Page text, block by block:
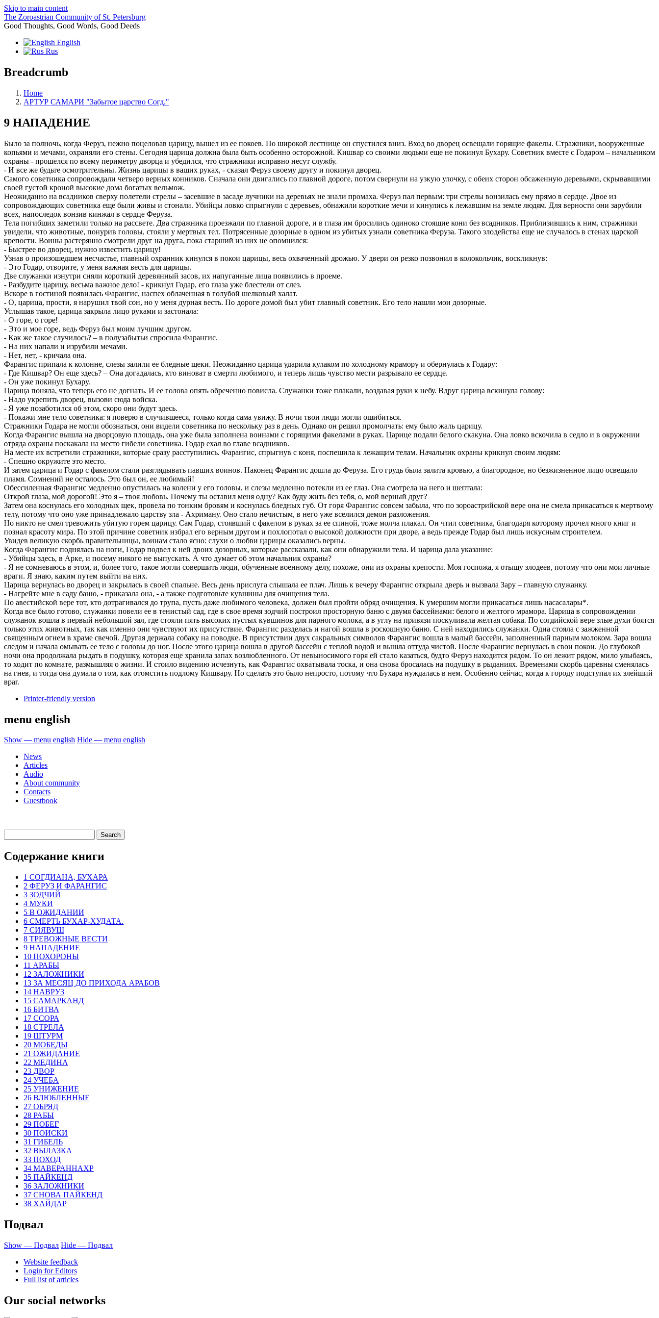
Skip to main content
The Zoroastrian Community of St. Petersburg
Good Thoughts, Good Words, Good Deeds
English
Rus
Breadcrumb
Home
АРТУР САМАРИ "Забытое царство Согд."
9 НАПАДЕНИЕ
Было за полночь, когда Феруз, нежно поцеловав царицу, вышел из ее покоев. По широкой лестнице он спустился вниз. Вход во дворец освещали горящие факелы. Стражники, вооруженные
копьями и мечами, охраняли его стены. Сегодня царица должна была быть особенно осторожной. Кишвар со своими людьми еще не покинул Бухару. Советник вместе с Годаром – начальником
охраны - прошелся по всему периметру дворца и убедился, что стражники исправно несут службу.
- И все же будьте осмотрительны. Жизнь царицы в ваших руках, - сказал Феруз своему другу и покинул дворец.
Самого советника сопровождали четверо верных конников. Сначала они двигались по главной дороге, потом свернули на узкую улочку, с обеих сторон обсаженную деревьями, скрывавшими
своей густой кроной высокие дома богатых вельмож.
Неожиданно на всадников сверху полетели стрелы – засевшие в засаде лучники на деревьях не знали промаха. Феруз пал первым: три стрелы вонзилась ему прямо в сердце. Двое из
сопровождающих советника еще были живы и стонали. Убийцы ловко спрыгнули с деревьев, обнажили короткие мечи и кинулись к лежавшим на земле людям. Для верности они зарубили
всех, напоследок вонзив кинжал в сердце Феруза.
Тела погибших заметили только на рассвете. Два стражника проезжали по главной дороге, и в глаза им бросились одиноко стоящие кони без всадников. Приблизившись к ним, стражники
увидели, что животные, понурив головы, стояли у мертвых тел. Потрясенные дозорные в одном из убитых узнали советника Феруза. Такого злодейства еще не случалось в стенах царской
крепости. Воины растерянно смотрели друг на друга, пока старший из них не опомнился:
- Быстрее во дворец, нужно известить царицу!
Узнав о произошедшем несчастье, главный охранник кинулся в покои царицы, весь охваченный дрожью. У двери он резко позвонил в колокольчик, воскликнув:
- Это Годар, отворите, у меня важная весть для царицы.
Две служанки изнутри сняли короткий деревянный засов, их напуганные лица появились в проеме.
- Разбудите царицу, весьма важное дело! - крикнул Годар, его глаза уже блестели от слез.
Вскоре в гостиной появилась Фарангис, наспех облаченная в голубой шелковый халат.
- О, царица, прости, я нарушил твой сон, но у меня дурная весть. По дороге домой был убит главный советник. Его тело нашли мои дозорные.
Услышав такое, царица закрыла лицо руками и застонала:
- О горе, о горе!
- Это и мое горе, ведь Феруз был моим лучшим другом.
- Как же такое случилось? – в полузабытьи спросила Фарангис.
- На них напали и изрубили мечами.
- Нет, нет, - кричала она.
Фарангис припала к колонне, слезы залили ее бледные щеки. Неожиданно царица ударила кулаком по холодному мрамору и обернулась к Годару:
- Где Кишвар? Он еще здесь? – Она догадалась, кто виноват в смерти любимого, и теперь лишь чувство мести разрывало ее сердце.
- Он уже покинул Бухару.
Царица поняла, что теперь его не догнать. И ее голова опять обреченно повисла. Служанки тоже плакали, воздавая руки к небу. Вдруг царица вскинула голову:
- Надо укрепить дворец, вызови сюда войска.
- Я уже позаботился об этом, скоро они будут здесь.
- Покажи мне тело советника: я поверю в случившееся, только когда сама увижу. В ночи твои люди могли ошибиться.
Стражники Годара не могли обознаться, они видели советника по нескольку раз в день. Однако он решил промолчать: ему было жаль царицу.
Когда Фарангис вышла на дворцовую площадь, она уже была заполнена воинами с горящими факелами в руках. Царице подали белого скакуна. Она ловко вскочила в седло и в окружении
отряда охраны поскакала на место гибели советника. Годар ехал во главе всадников.
На месте их встретили стражники, которые сразу расступились. Фарангис, спрыгнув с коня, поспешила к лежащим телам. Начальник охраны крикнул своим людям:
- Спешно окружите это место.
И затем царица и Годар с факелом стали разглядывать павших воинов. Наконец Фарангис дошла до Феруза. Его грудь была залита кровью, а благородное, но безжизненное лицо освещало
пламя. Сомнений не осталось. Это был он, ее любимый!
Обессиленная Фарангис медленно опустилась на колени у его головы, и слезы медленно потекли из ее глаз. Она смотрела на него и шептала:
Открой глаза, мой дорогой! Это я – твоя любовь. Почему ты оставил меня одну? Как буду жить без тебя, о, мой верный друг?
Затем она коснулась его холодных щек, провела по тонким бровям и коснулась бледных губ. От горя Фарангис совсем забыла, что по зороастрийской вере она не смела прикасаться к мертвому
телу, потому что оно уже принадлежало царству зла - Ахриману. Оно стало нечистым, в него уже вселился демон разложения.
Но никто не смел тревожить убитую горем царицу. Сам Годар, стоявший с факелом в руках за ее спиной, тоже молча плакал. Он чтил советника, благодаря которому прочел много книг и
познал красоту мира. По этой причине советник избрал его верным другом и похлопотал о высокой должности при дворе, а ведь прежде Годар был лишь искусным строителем.
Увидев великую скорбь правительницы, воинам стало ясно: слухи о любви царицы оказались верны.
Когда Фарангис поднялась на ноги, Годар подвел к ней двоих дозорных, которые рассказали, как они обнаружили тела. И царица дала указание:
- Убийцы здесь, в Арке, и посему никого не выпускать. А что думает об этом начальник охраны?
- Я не сомневаюсь в этом, и, более того, такое могли совершить люди, обученные военному делу, похоже, они из охраны крепости. Моя госпожа, я отыщу злодеев, потому что они мои личные
враги. Я знаю, каким путем выйти на них.
Царица вернулась во дворец и закрылась в своей спальне. Весь день прислуга слышала ее плач. Лишь к вечеру Фарангис открыла дверь и вызвала Зару – главную служанку.
- Нагрейте мне в саду баню, - приказала она, - а также подготовьте кувшины для очищения тела.
По авестийской вере тот, кто дотрагивался до трупа, пусть даже любимого человека, должен был пройти обряд очищения. К умершим могли прикасаться лишь насасалары*.
Когда все было готово, служанки повели ее в тенистый сад, где в свое время зодчий построил просторную баню с двумя бассейнами: белого и желтого мрамора. Царица в сопровождении
служанок вошла в первый небольшой зал, где стояли пять высоких пустых кувшинов для парного молока, а в углу на привязи поскуливала желтая собака. По согдийской вере злые духи боятся
только этих животных, так как именно они чувствуют их присутствие. Фарангис разделась и нагой вошла в роскошную баню. С ней находились служанки. Одна стояла с зажженной
священным огнем в храме свечой. Другая держала собаку на поводке. В присутствии двух сакральных символов Фарангис вошла в малый бассейн, заполненный парным молоком. Зара вошла
следом и начала омывать ее тело с головы до ног. После этого царица вошла в другой бассейн с теплой водой и вышла оттуда чистой. После Фарангис вернулась в свои покои. До глубокой
ночи она продолжала рыдать в подушку, которая еще хранила запах возлюбленного. От невыносимого горя ей стало казаться, будто Феруз находится рядом. То он лежит рядом, мило улыбаясь,
то ходит по комнате, размышляя о жизни. И стоило видению исчезнуть, как Фарангис охватывала тоска, и она снова бросалась на подушку в рыданиях. Временами скорбь царевны сменялась
на гнев, и тогда она думала о том, как отомстить подлому Кишвару. Но сделать это было непросто, потому что Бухара нуждалась в нем. Особенно сейчас, когда к городу подступал их злейший
враг.
Printer-friendly version
menu english
Show — menu english Hide — menu english
News
Articles
Audio
About community
Contacts
Guestbook
Содержание книги
1 СОГДИАНА, БУХАРА
2 ФЕРУЗ И ФАРАНГИС
3 ЗОДЧИЙ
4 МУКИ
5 В ОЖИДАНИИ
6 СМЕРТЬ БУХАР-ХУДАТА.
7 СИЯВУШ
8 ТРЕВОЖНЫЕ ВЕСТИ
9 НАПАДЕНИЕ
10 ПОХОРОНЫ
11 АРАБЫ
12 ЗАЛОЖНИКИ
13 ЗА МЕСЯЦ ДО ПРИХОДА АРАБОВ
14 НАВРУЗ
15 САМАРКАНД
16 БИТВА
17 ССОРА
18 СТРЕЛА
19 ШТУРМ
20 МОБЕДЫ
21 ОЖИДАНИЕ
22 МЕДИНА
23 ДВОР
24 УЧЕБА
25 УНИЖЕНИЕ
26 ВЛЮБЛЕННЫЕ
27 ОБРЯД
28 РАБЫ
29 ПОБЕГ
30 ПОИСКИ
31 ГИБЕЛЬ
32 ВЫЛАЗКА
33 ПОХОД
34 МАВЕРАННАХР
35 ПАЙКЕНД
36 ЗАЛОЖНИКИ
37 СНОВА ПАЙКЕНД
38 ХАЙДАР
Подвал
Show — Подвал Hide — Подвал
Website feedback
Login for Editors
Full list of articles
Our social networks